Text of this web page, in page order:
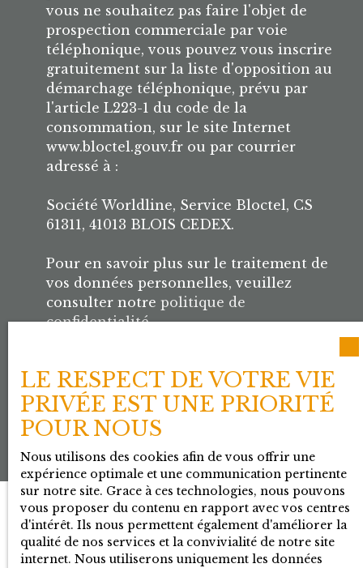
vous ne souhaitez pas faire l'objet de
prospection commerciale par voie
téléphonique, vous pouvez vous inscrire
gratuitement sur la liste d'opposition au
démarchage téléphonique, prévu par
l'article L223-1 du code de la
consommation, sur le site Internet
www.bloctel.gouv.fr ou par courrier
adressé à :
Société Worldline, Service Bloctel, CS
61311, 41013 BLOIS CEDEX.
Pour en savoir plus sur le traitement de
vos données personnelles, veuillez
consulter notre politique de
confidentialité.
Recevoir des annonces
JE RECHERCHE UN BIEN
LE RESPECT DE VOTRE VIE
PRIVÉE EST UNE PRIORITÉ
POUR NOUS
Nous utilisons des cookies afin de vous offrir une
expérience optimale et une communication pertinente
sur notre site. Grace à ces technologies, nous pouvons
vous proposer du contenu en rapport avec vos centres
d'intérêt. Ils nous permettent également d'améliorer la
qualité de nos services et la convivialité de notre site
internet. Nous utiliserons uniquement les données